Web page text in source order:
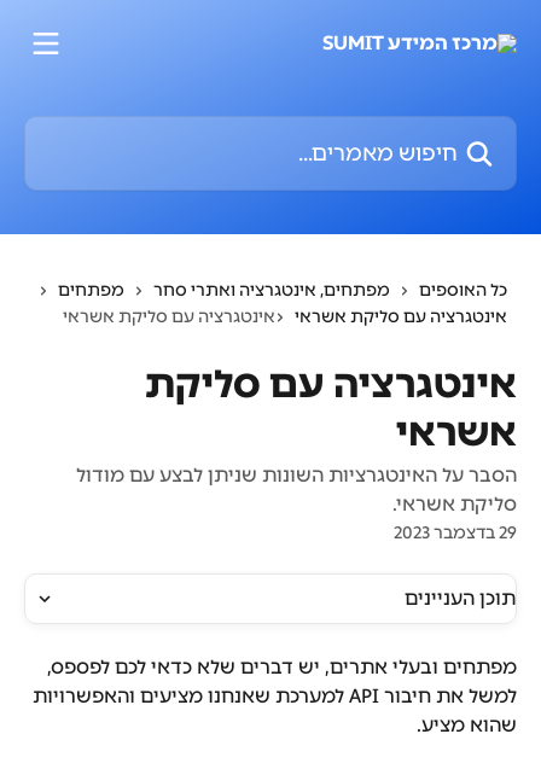
חיפוש מאמרים...
כל האוספים מפתחים, אינטגרציה ואתרי סחר
מפתחים
אינטגרציה עם סליקת אשראי
אינטגרציה עם סליקת אשראי
אינטגרציה עם סליקת
אשראי
הסבר על האינטגרציות השונות שניתן לבצע עם מודול
סליקת אשראי.
29 בדצמבר 2023
תוכן העניינים
מפתחים ובעלי אתרים, יש דברים שלא כדאי לכם לפספס,
למשל את חיבור API למערכת שאנחנו מציעים והאפשרויות
שהוא מציע.